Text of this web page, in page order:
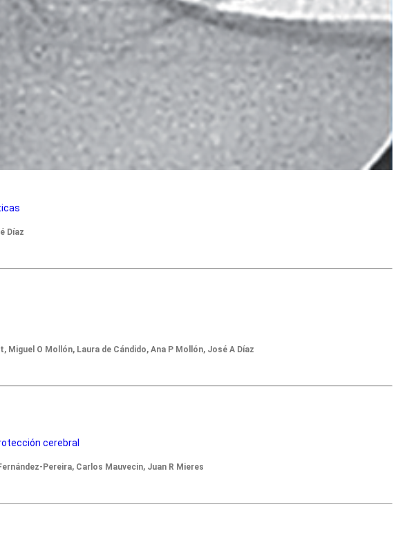
Díaz
O Mollón, Laura de Cándido, Ana P Mollón, José A Díaz
cerebral
Pereira, Carlos Mauvecin, Juan R Mieres